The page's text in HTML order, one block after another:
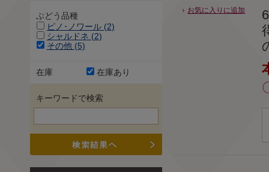
お気に入りに追加
ぶどう品種
ピノ･ノワール (2)
シャルドネ (2)
その他 (5)
在庫 在庫あり
キーワードで検索